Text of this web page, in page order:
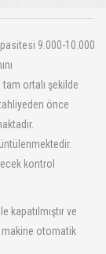
9.000-10.000
ortalı şekilde
önce
kontrol
kapatılmıştır ve
makine otomatik